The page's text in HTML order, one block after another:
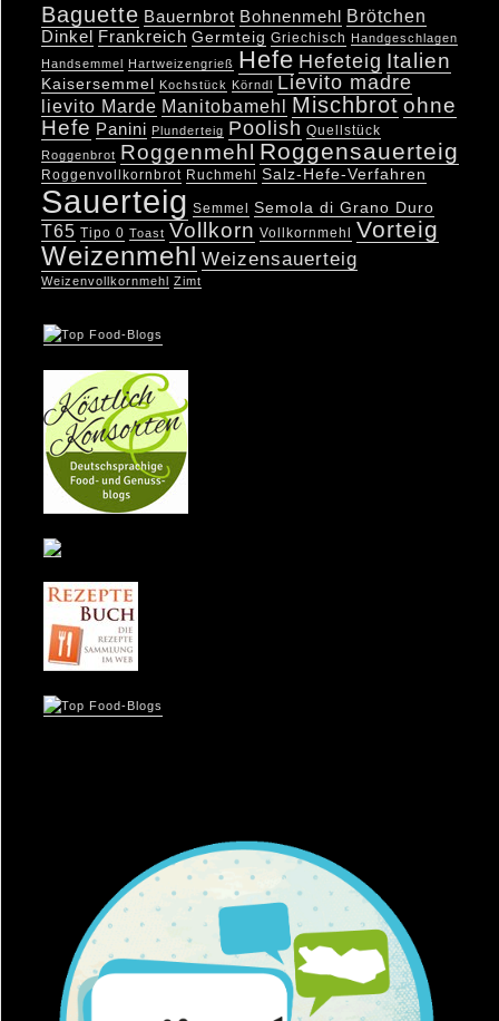
Baguette Bauernbrot Bohnenmehl Brötchen
Dinkel Frankreich Germteig Griechisch Handgeschlagen
Handsemmel Hartweizengrieß Hefe Hefeteig Italien
Kaisersemmel Kochstück Körndl Lievito madre
lievito Marde Manitobamehl Mischbrot ohne
Hefe Panini Plunderteig Poolish Quellstück
Roggenbrot Roggenmehl Roggensauerteig
Roggenvollkornbrot Ruchmehl Salz-Hefe-Verfahren
Sauerteig Semmel Semola di Grano Duro
T65 Tipo 0 Toast Vollkorn Vollkornmehl Vorteig
Weizenmehl Weizensauerteig
Weizenvollkornmehl Zimt